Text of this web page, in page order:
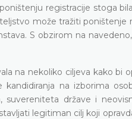
registracije stoga
može tražiti poništenje
S obzirom na
na nekoliko ciljeva kako bi
na izborima
države i
legitiman cilj koji